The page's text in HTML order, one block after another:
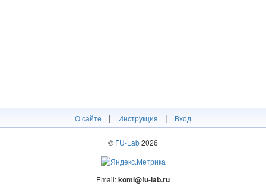
О сайте | Инструкция | Вход
© FU-Lab2026
Email:komi@fu-lab.ru